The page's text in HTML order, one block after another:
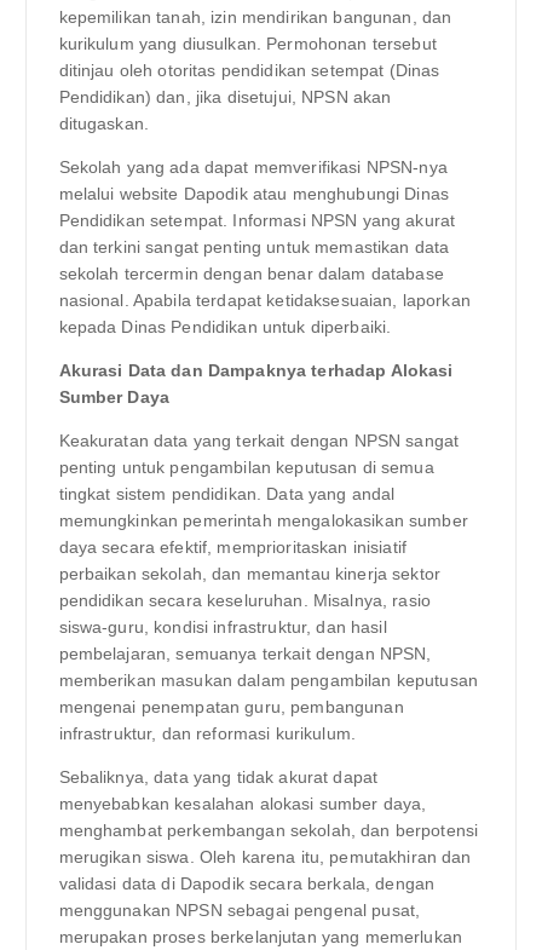
kepemilikan tanah, izin mendirikan bangunan, dan
kurikulum yang diusulkan. Permohonan tersebut
ditinjau oleh otoritas pendidikan setempat (Dinas
Pendidikan) dan, jika disetujui, NPSN akan
ditugaskan.
Sekolah yang ada dapat memverifikasi NPSN-nya
melalui website Dapodik atau menghubungi Dinas
Pendidikan setempat. Informasi NPSN yang akurat
dan terkini sangat penting untuk memastikan data
sekolah tercermin dengan benar dalam database
nasional. Apabila terdapat ketidaksesuaian, laporkan
kepada Dinas Pendidikan untuk diperbaiki.
Akurasi Data dan Dampaknya terhadap Alokasi
Sumber Daya
Keakuratan data yang terkait dengan NPSN sangat
penting untuk pengambilan keputusan di semua
tingkat sistem pendidikan. Data yang andal
memungkinkan pemerintah mengalokasikan sumber
daya secara efektif, memprioritaskan inisiatif
perbaikan sekolah, dan memantau kinerja sektor
pendidikan secara keseluruhan. Misalnya, rasio
siswa-guru, kondisi infrastruktur, dan hasil
pembelajaran, semuanya terkait dengan NPSN,
memberikan masukan dalam pengambilan keputusan
mengenai penempatan guru, pembangunan
infrastruktur, dan reformasi kurikulum.
Sebaliknya, data yang tidak akurat dapat
menyebabkan kesalahan alokasi sumber daya,
menghambat perkembangan sekolah, dan berpotensi
merugikan siswa. Oleh karena itu, pemutakhiran dan
validasi data di Dapodik secara berkala, dengan
menggunakan NPSN sebagai pengenal pusat,
merupakan proses berkelanjutan yang memerlukan